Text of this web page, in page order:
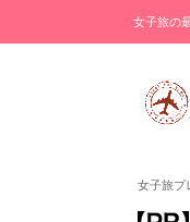
女子旅の
女子旅プ